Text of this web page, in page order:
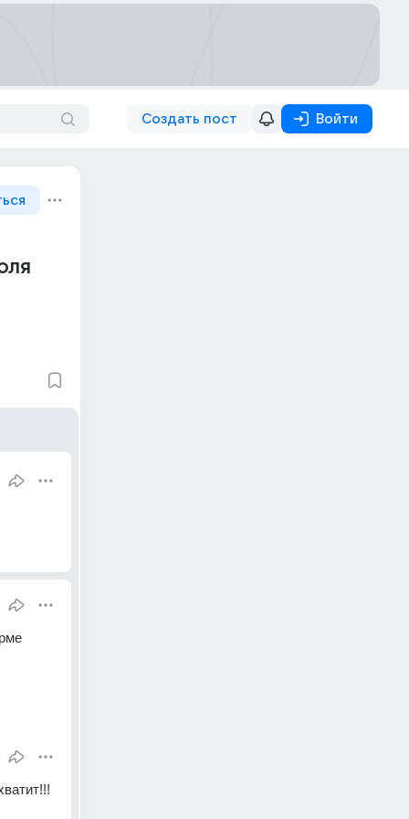
Создать пост Войти